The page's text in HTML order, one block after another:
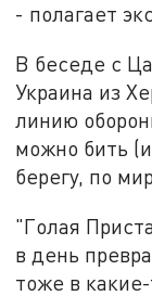
- полагает
В беседе с
Украина из
линию
можно бить
берегу, по
"Голая
в день
тоже в